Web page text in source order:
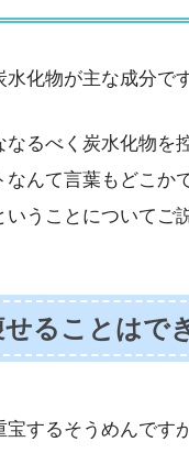
化物が主な成分で
なるべく炭水化物を
んて言葉もどこか
うことについてご
ることはで
するそうめんです